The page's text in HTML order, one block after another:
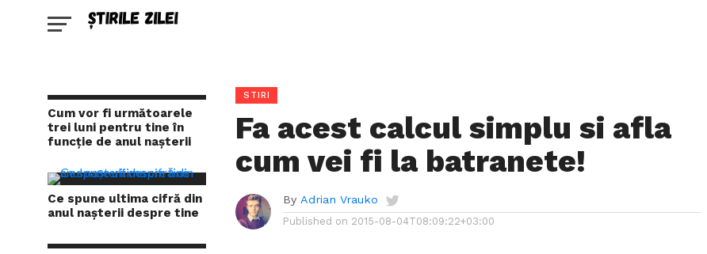
Cum vor fi următoarele
trei luni pentru tine în
funcție de anul nașterii
Ce spune ultima cifră din
anul nașterii despre tine
STIRI
Fa acest calcul simplu si afla
cum vei fi la batranete!
By Adrian Vrauko
Published on 2015-08-04T08:09:22+03:00